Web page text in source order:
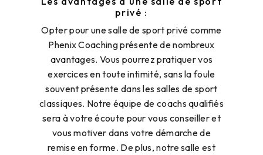
privé :
Opter pour une salle de sport privé comme
Phenix Coaching présente de nombreux
avantages. Vous pourrez pratiquer vos
exercices en toute intimité, sans la foule
souvent présente dans les salles de sport
classiques. Notre équipe de coachs qualifiés
sera à votre écoute pour vous conseiller et
vous motiver dans votre démarche de
remise en forme. De plus, notre salle est